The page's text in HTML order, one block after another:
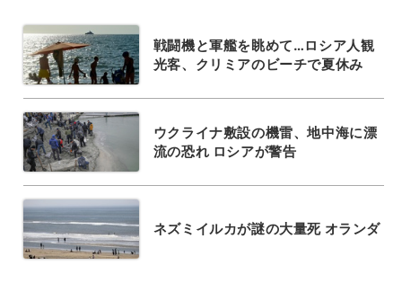
戦闘機と軍艦を眺めて…ロシア人観
光客、クリミアのビーチで夏休み
ウクライナ敷設の機雷、地中海に漂
流の恐れ ロシアが警告
ネズミイルカが謎の大量死 オランダ